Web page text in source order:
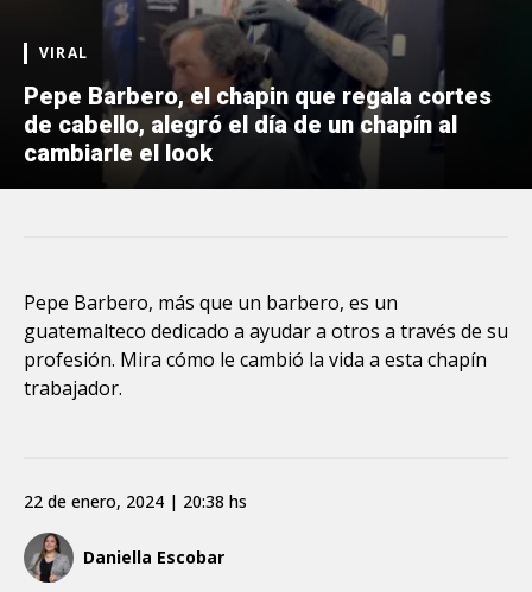
VIRAL
Pepe Barbero, el chapin que regala cortes
de cabello, alegró el día de un chapín al
cambiarle el look
Pepe Barbero, más que un barbero, es un
guatemalteco dedicado a ayudar a otros a través de su
profesión. Mira cómo le cambió la vida a esta chapín
trabajador.
Daniella Escobar
22 de enero, 2024 | 20:38 hs